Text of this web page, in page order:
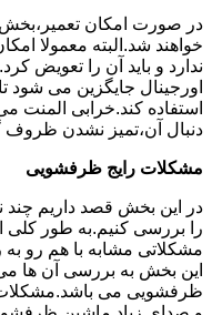
در صورت امکان
خواهند شد.البته معمولا
ندارد و باید آن را تعویض
اورجینال جایگزین می شود
استفاده کند.خرابی المنت
دنبال آن،تمیز نشدن ظروف
مشکلات رایج ظرفشویی
در این بخش قصد داریم چند
را بررسی کنیم.به طور کلی
مشکلاتی مشابه با هم رو
این بخش به بررسی آن ها
ظرفشویی می